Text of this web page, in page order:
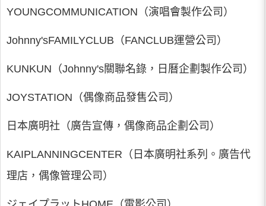
YOUNGCOMMUNICATION（演唱會製作公司）
Johnny'sFAMILYCLUB（FANCLUB運營公司）
KUNKUN（Johnny's關聯名錄，日曆企劃製作公司）
JOYSTATION（偶像商品發售公司）
日本廣明社（廣告宣傳，偶像商品企劃公司）
KAIPLANNINGCENTER（日本廣明社系列。廣告代
理店，偶像管理公司）